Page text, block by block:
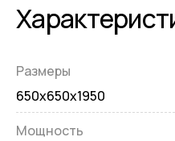
Размеры
650x650x1950
Мощность